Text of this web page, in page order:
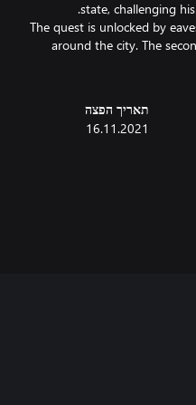
The quest is unlocked by
around the city. The
תאריך הפצה
16.11.2021